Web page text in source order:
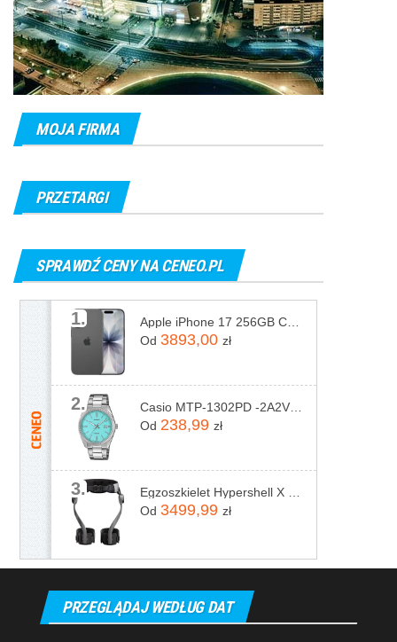
MOJA FIRMA
PRZETARGI
SPRAWDŹ CENY NA CENEO.PL
1.
Od 3893,00 zł
2.
Od 238,99 zł
3.
Od 3499,99 zł
PRZEGLĄDAJ WEDŁUG DAT